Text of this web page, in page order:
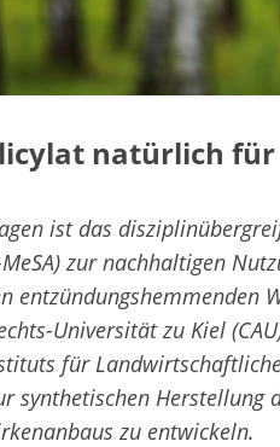
natürlich
ist das
zur nachhaltigen
entzündungshemmenden
Universität zu Kiel
für
synthetischen Herstellung
zu entwickeln.